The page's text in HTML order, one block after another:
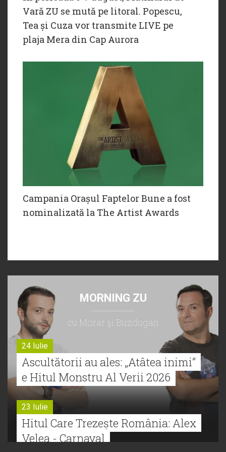
Vară ZU se mută pe litoral. Popescu,
Tea și Cuza vor transmite LIVE pe
plaja Mera din Cap Aurora
Campania Orașul Faptelor Bune a fost
nominalizată la The Artist Awards
MORNING ZU
cu Morar şi Buzdugan
24 Iulie
Ascultătorii au ales: „Atâtea inimi”
e Hitul Monstru Al Verii 2026
23 Iulie
Hitul Care Trezește România: Alex
Velea - Carnaval